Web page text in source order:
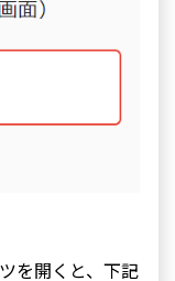
を開くと、下記